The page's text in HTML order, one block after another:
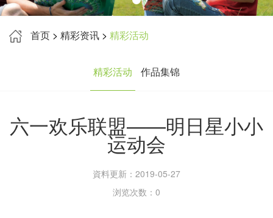
首页 > 精彩资讯 > 精彩活动
精彩活动 作品集锦
六一欢乐联盟——明日星小小
运动会
資料更新：2019-05-27
浏览次数：0